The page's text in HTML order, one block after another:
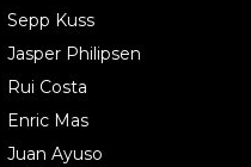
Sepp Kuss
Jasper Philipsen
Rui Costa
Enric Mas
Juan Ayuso